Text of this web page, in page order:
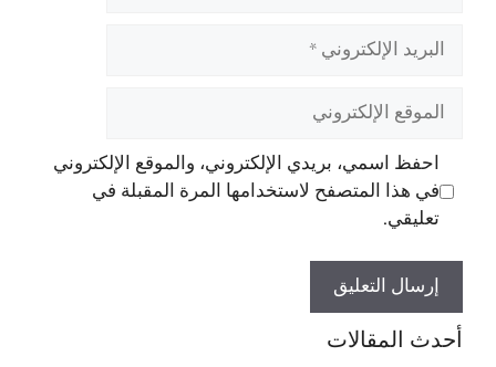
البريد
الإلكتروني
الموقع
الإلكتروني
احفظ اسمي، بريدي الإلكتروني، والموقع الإلكتروني
في هذا المتصفح لاستخدامها المرة المقبلة في
تعليقي.
أحدث المقالات